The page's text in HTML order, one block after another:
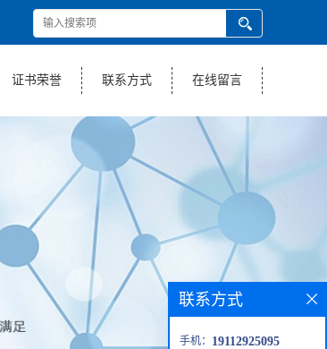
证书荣誉 联系方式 在线留言
联系方式
手机： 19112925095